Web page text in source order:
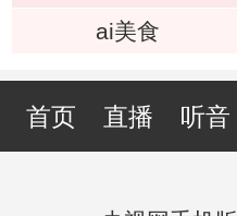
ai美食
首页 直播 听音